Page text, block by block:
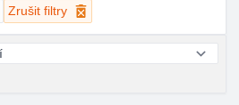
Zrušit filtry